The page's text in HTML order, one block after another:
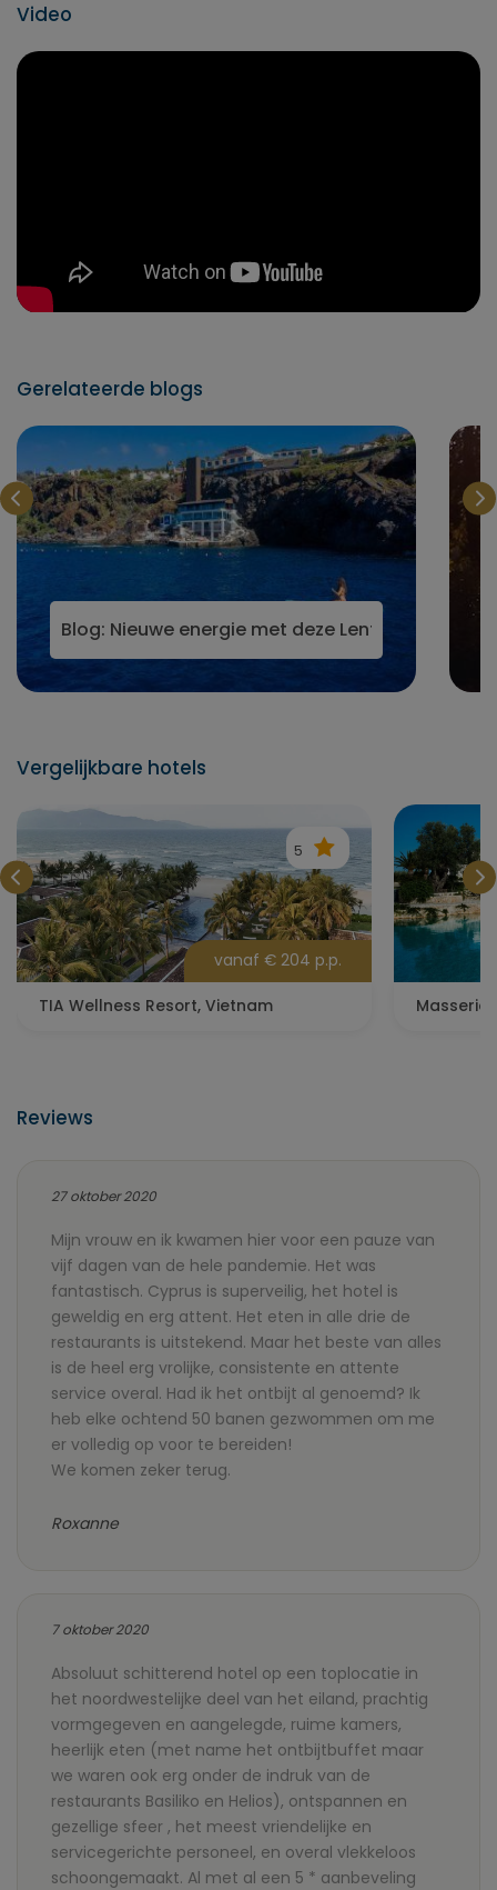
Video
Gerelateerde blogs
Blog: Nieuwe energie met deze Lente
Vergelijkbare hotels
5
vanaf € 204 p.p.
TIA Wellness Resort, Vietnam Masseria
Reviews
27 oktober 2020
Mijn vrouw en ik kwamen hier voor een pauze van
vijf dagen van de hele pandemie. Het was
fantastisch. Cyprus is superveilig, het hotel is
geweldig en erg attent. Het eten in alle drie de
restaurants is uitstekend. Maar het beste van alles
is de heel erg vrolijke, consistente en attente
service overal. Had ik het ontbijt al genoemd? Ik
heb elke ochtend 50 banen gezwommen om me
er volledig op voor te bereiden!
We komen zeker terug.
Roxanne
7 oktober 2020
Absoluut schitterend hotel op een toplocatie in
het noordwestelijke deel van het eiland, prachtig
vormgegeven en aangelegde, ruime kamers,
heerlijk eten (met name het ontbijtbuffet maar
we waren ook erg onder de indruk van de
restaurants Basiliko en Helios), ontspannen en
gezellige sfeer , het meest vriendelijke en
servicegerichte personeel, en overal vlekkeloos
schoongemaakt. Al met al een 5 * aanbeveling